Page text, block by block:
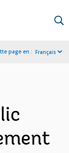
page en : Français